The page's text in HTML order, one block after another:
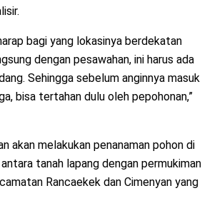
bagi yang lokasinya berdekatan
dengan pesawahan, ini harus ada
Sehingga sebelum anginnya masuk
bisa tertahan dulu oleh pepohonan,”
akan melakukan penanaman pohon di
tanah lapang dengan permukiman
Rancaekek dan Cimenyan yang